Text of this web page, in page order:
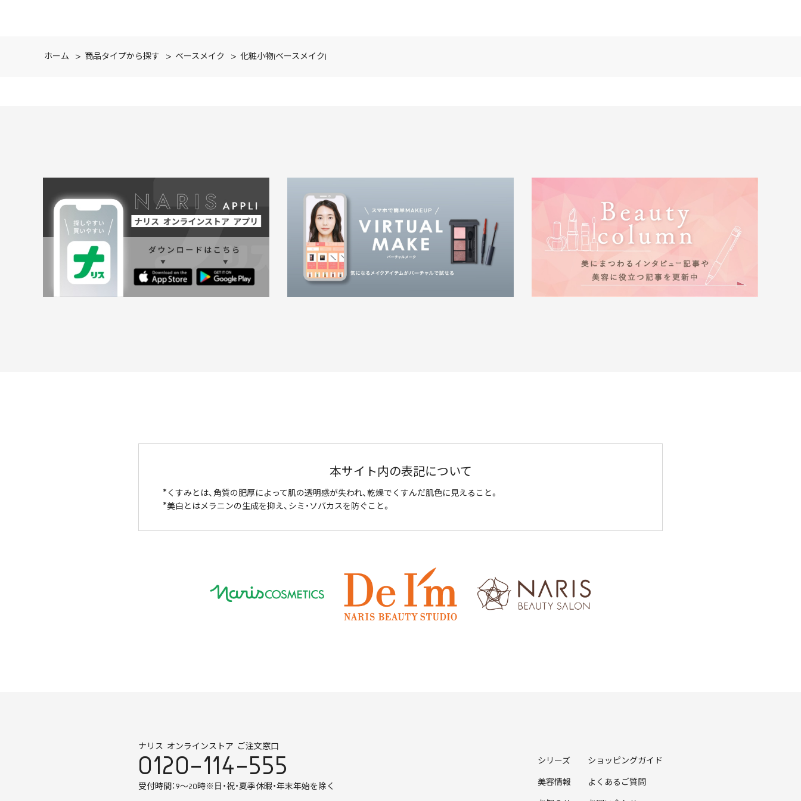
ホーム > 商品タイプから探す > ベースメイク > 化粧小物(ベースメイク)
本サイト内の表記について
くすみとは、角質の肥厚によって肌の透明感が失われ、乾燥でくすんだ肌色に見えること。
美白とはメラニンの生成を抑え、シミ・ソバカスを防ぐこと。
ナリス オンラインストア ご注文窓口
0120-114-555
受付時間：9～20時※日・祝・夏季休暇・年末年始を除く
シリーズ ショッピングガイド
美容情報 よくあるご質問